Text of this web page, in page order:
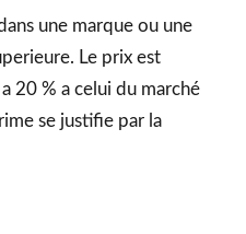
une marque ou une
Le prix est
20 % a celui du marché
se justifie par la